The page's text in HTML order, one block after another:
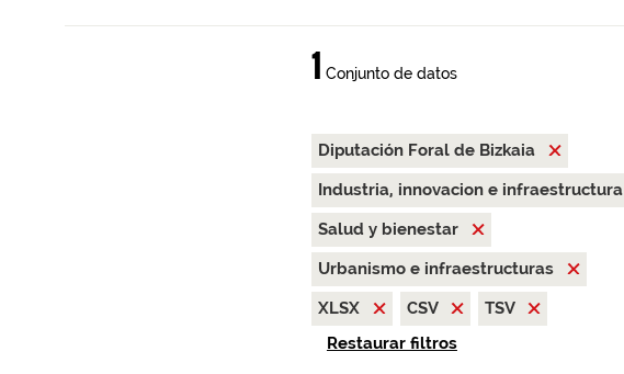
1 Conjunto de datos
Diputación Foral de Bizkaia
Industria, innovacion e infraestructura
Salud y bienestar
Urbanismo e infraestructuras
XLSX
CSV
TSV
Restaurar filtros